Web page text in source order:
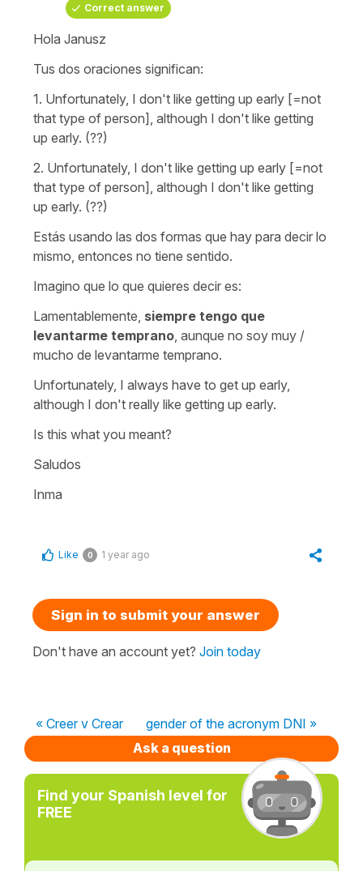
Correct answer
Hola Janusz
Tus dos oraciones significan:
1. Unfortunately, I don't like getting up early [=not
that type of person], although I don't like getting
up early. (??)
2. Unfortunately, I don't like getting up early [=not
that type of person], although I don't like getting
up early. (??)
Estás usando las dos formas que hay para decir lo
mismo, entonces no tiene sentido.
Imagino que lo que quieres decir es:
Lamentablemente, siempre tengo que
levantarme temprano , aunque no soy muy /
mucho de levantarme temprano.
Unfortunately, I always have to get up early,
although I don't really like getting up early.
Is this what you meant?
Saludos
Inma
Like 0 1 year ago
Sign in to submit your answer
Don't have an account yet? Join today
« Creer v Crear
gender of the acronym DNI »
Ask a question
Find your Spanish level for
FREE